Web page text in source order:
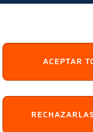
ACEPTAR